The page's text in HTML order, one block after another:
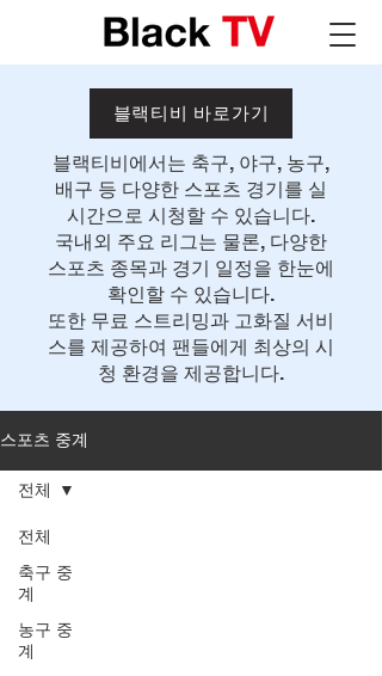
블랙티비 바로가기
블랙티비에서는 축구, 야구, 농구,
배구 등 다양한 스포츠 경기를 실
시간으로 시청할 수 있습니다.
국내외 주요 리그는 물론, 다양한
스포츠 종목과 경기 일정을 한눈에
확인할 수 있습니다.
또한 무료 스트리밍과 고화질 서비
스를 제공하여 팬들에게 최상의 시
청 환경을 제공합니다.
스포츠 중계
전체
축구 중
계
농구 중
계
전체